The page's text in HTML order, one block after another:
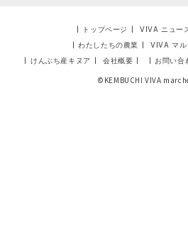
| トップページ | VIVA ニュー
| わたしたちの農業 | VIVA マル
| けんぶち産キヌア | 会社概要 | | お問い合
©KEMBUCHI VIVA